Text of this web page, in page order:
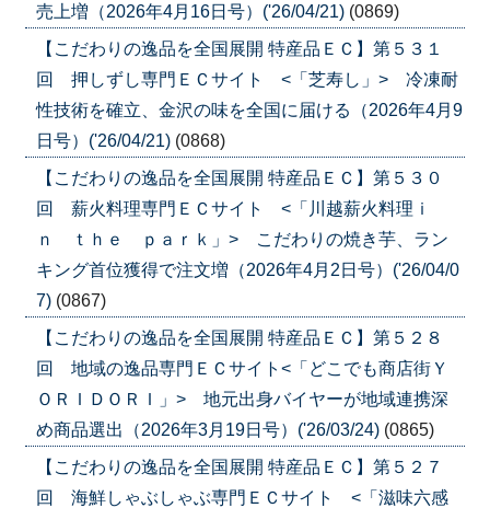
売上増（2026年4月16日号）('26/04/21) (0869)
【こだわりの逸品を全国展開 特産品ＥＣ】第５３１
回 押しずし専門ＥＣサイト <「芝寿し」> 冷凍耐
性技術を確立、金沢の味を全国に届ける（2026年4月9
日号）('26/04/21) (0868)
【こだわりの逸品を全国展開 特産品ＥＣ】第５３０
回 薪火料理専門ＥＣサイト <「川越薪火料理ｉ
ｎ ｔｈｅ ｐａｒｋ」> こだわりの焼き芋、ラン
キング首位獲得で注文増（2026年4月2日号）('26/04/0
7) (0867)
【こだわりの逸品を全国展開 特産品ＥＣ】第５２８
回 地域の逸品専門ＥＣサイト<「どこでも商店街Ｙ
ＯＲＩＤＯＲＩ」> 地元出身バイヤーが地域連携深
め商品選出（2026年3月19日号）('26/03/24) (0865)
【こだわりの逸品を全国展開 特産品ＥＣ】第５２７
回 海鮮しゃぶしゃぶ専門ＥＣサイト <「滋味六感